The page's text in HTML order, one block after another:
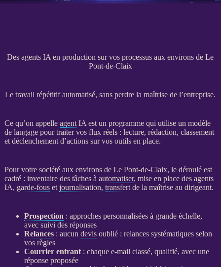
Des agents IA en production sur vos processus aux environs de Le
Pont-de-Claix
Le travail répétitif automatisé, sans perdre la maîtrise de l’entreprise.
Ce qu’on appelle agent IA est un programme qui utilise un modèle
de langage pour traiter vos fluxréels : lecture, rédaction, classement
et déclenchement d’actions sur vos outils en place.
Pour votre société aux environs de Le Pont-de-Claix, le déroulé est
cadré : inventaire des tâches à automatiser, mise en place des agents
IA, garde-fouset journalisation, transfertde la maîtrise au dirigeant.
Prospection : approches personnalisées à grande échelle,
avec suivi des réponses
Relances: aucun devisoublié : relancessystématiques selon
vos règles
Courrier entrant: chaque e-mail classé, qualifié, avec une
réponse proposée